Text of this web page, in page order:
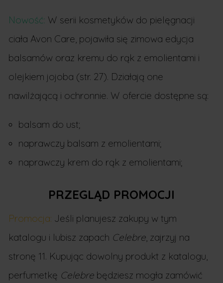
Nowość: W serii kosmetyków do pielęgnacji
ciała Avon Care, pojawiła się zimowa edycja
balsamów oraz kremu do rąk z emolientami i
olejkiem jojoba (str. 27). Działają one
nawilżającą i ochronnie. W ofercie dostępne są:
balsam do ust;
naprawczy balsam z emolientami;
naprawczy krem do rąk z emolientami;
PRZEGLĄD PROMOCJI
Promocja: Jeśli planujesz zakupy w tym
katalogu i lubisz zapach Celebre, zajrzyj na
stronę 11. Kupując dowolny produkt z katalogu,
perfumetkę Celebrebędziesz mogła zamówić